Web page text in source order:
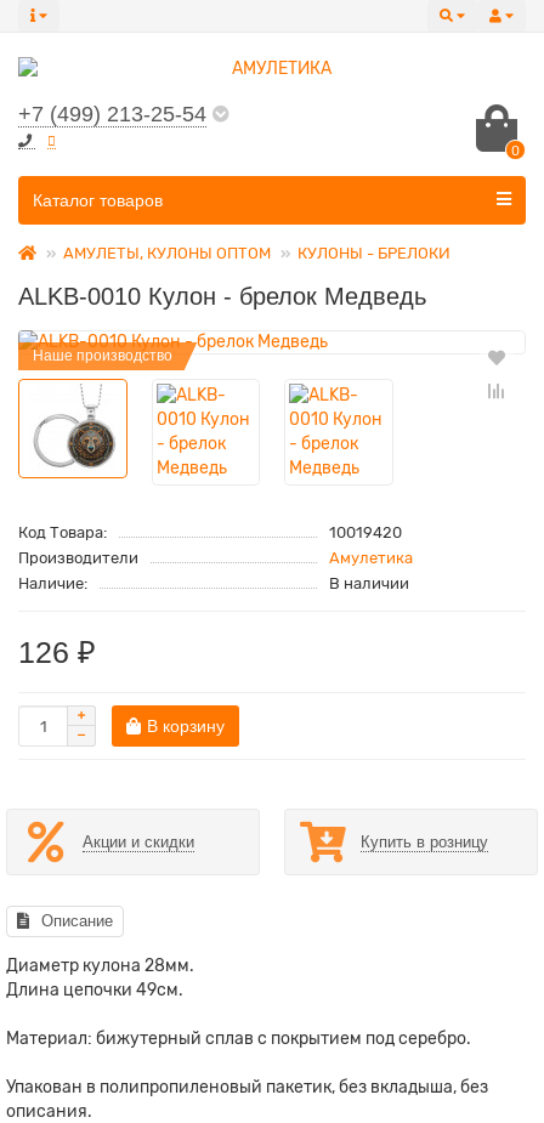
+7 (499) 213-25-54
0
Все категории
Каталог товаров
АМУЛЕТЫ, КУЛОНЫ ОПТОМ КУЛОНЫ - БРЕЛОКИ
ALKB-0010 Кулон - брелок Медведь
Наше производство
Код Товара:
10019420
Производители
Амулетика
Наличие:
В наличии
126 ₽
В корзину
Акции и скидки Купить в розницу
Описание
Диаметр кулона 28мм.
Длина цепочки 49см.
Материал: бижутерный сплав с покрытием под серебро.
Упакован в полипропиленовый пакетик, без вкладыша, без
описания.